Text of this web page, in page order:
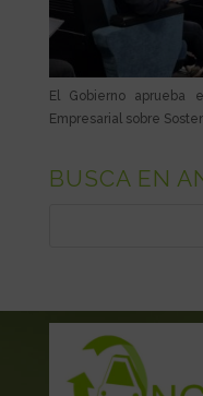
El Gobierno aprueba
Empresarial sobre
BUSCA EN